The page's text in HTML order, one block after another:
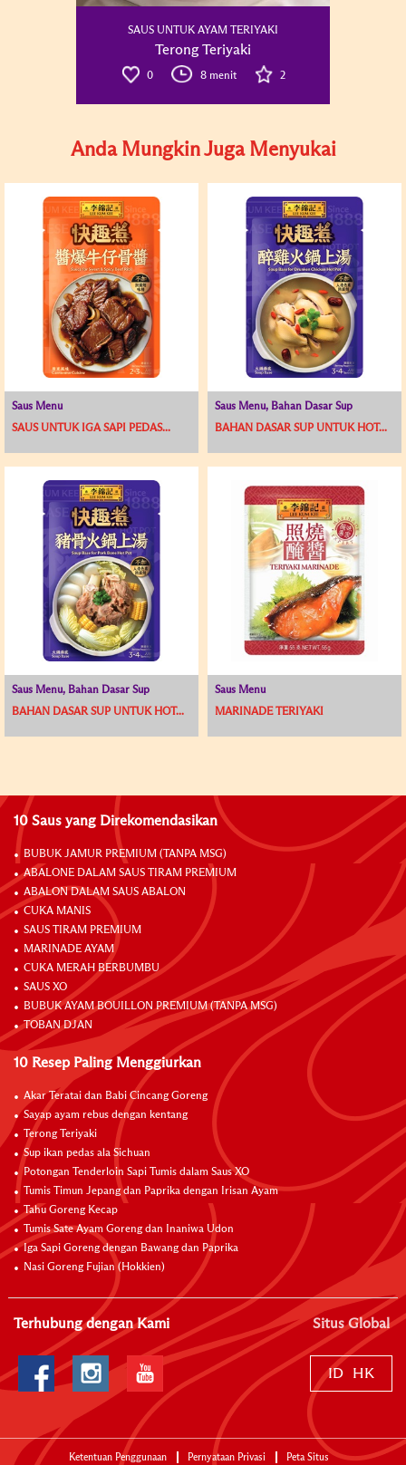
SAUS UNTUK AYAM TERIYAKI
Terong Teriyaki
0 8 menit 2
Anda Mungkin Juga Menyukai
Saus Menu
SAUS UNTUK IGA SAPI PEDAS...
Saus Menu, Bahan Dasar Sup
BAHAN DASAR SUP UNTUK HOT...
Saus Menu, Bahan Dasar Sup
BAHAN DASAR SUP UNTUK HOT...
Saus Menu
MARINADE TERIYAKI
10 Saus yang Direkomendasikan
BUBUK JAMUR PREMIUM (TANPA MSG)
ABALONE DALAM SAUS TIRAM PREMIUM
ABALON DALAM SAUS ABALON
CUKA MANIS
SAUS TIRAM PREMIUM
MARINADE AYAM
CUKA MERAH BERBUMBU
SAUS XO
BUBUK AYAM BOUILLON PREMIUM (TANPA MSG)
TOBAN DJAN
10 Resep Paling Menggiurkan
Akar Teratai dan Babi Cincang Goreng
Sayap ayam rebus dengan kentang
Terong Teriyaki
Sup ikan pedas ala Sichuan
Potongan Tenderloin Sapi Tumis dalam Saus XO
Tumis Timun Jepang dan Paprika dengan Irisan Ayam
Tahu Goreng Kecap
Tumis Sate Ayam Goreng dan Inaniwa Udon
Iga Sapi Goreng dengan Bawang dan Paprika
Nasi Goreng Fujian (Hokkien)
Terhubung dengan Kami Situs Global
ID HK
Ketentuan Penggunaan Pernyataan Privasi Peta Situs